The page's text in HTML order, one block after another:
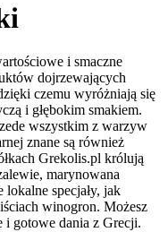
i smaczne
dojrzewających
czemu wyróżniają się
i głębokim smakiem.
wszystkim z warzyw
znane są również
Grekolis.pl królują
marynowana
lokalne specjały, jak
winogron. Możesz
i gotowe dania z Grecji.